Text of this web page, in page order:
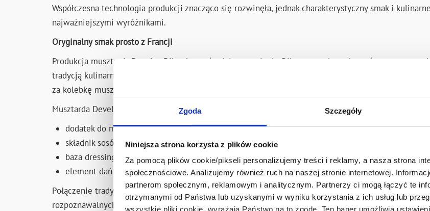
Zgoda Szczegóły
Niniejsza strona korzysta z plików cookie
Za pomocą plików cookie/pikseli personalizujemy treści i reklamy, a nasza strona
społecznościowe. Analizujemy również ruch na naszej stronie internetowej.
partnerom społecznym, reklamowym i analitycznym. Partnerzy ci mogą łączyć te
otrzymanymi od Państwa lub uzyskanymi w wyniku korzystania z ich usług lub
wszystkie pliki cookie, wyrażają Państwo na to zgodę. Ten baner umożliwia
Współczesna technologia produkcji znacząco się rozwinęła, jednak charakterystyczny smak i
najważniejszymi wyróżnikami.
Oryginalny smak prosto z Francji
Produkcja musztardy Develey Dijon bezpośrednio w regionie Dijon pozwala zachować autentyczny
tradycją kulinarną. Dzięki temu konsumenci mogą sięgać po musztardę inspirowaną recepturami
za kolebkę musztardy Dijon.
Musztarda Develey Dijon doskonale sprawdza się jako:
dodatek do mięs i wędlin,
składnik sosów i marynat,
baza dressingów sałatkowych,
element dań inspirowanych kuchnią francuską.
Połączenie tradycji regionu Dijon, starannie dobranych składników i doświadczenia Develey
rozpoznawalnych produktów w swojej kategorii.